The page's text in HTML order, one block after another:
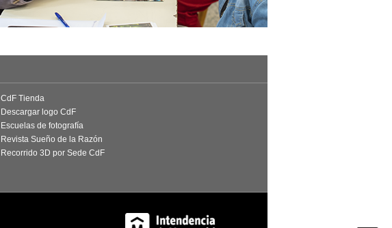
CdF Tienda
Descargar logo CdF
Escuelas de fotografía
Revista Sueño de la Razón
Recorrido 3D por Sede CdF